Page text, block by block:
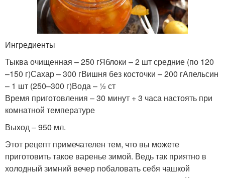
Ингредиенты
Тыква очищенная – 250 гЯблоки – 2 шт средние (по 120
–150 г)Сахар – 300 гВишня без косточки – 200 гАпельсин
– 1 шт (250–300 г)Вода – ½ ст
Время приготовления – 30 минут + 3 часа настоять при
комнатной температуре
Выход – 950 мл.
Этот рецепт примечателен тем, что вы можете
приготовить такое варенье зимой. Ведь так приятно в
холодный зимний вечер побаловать себя чашкой